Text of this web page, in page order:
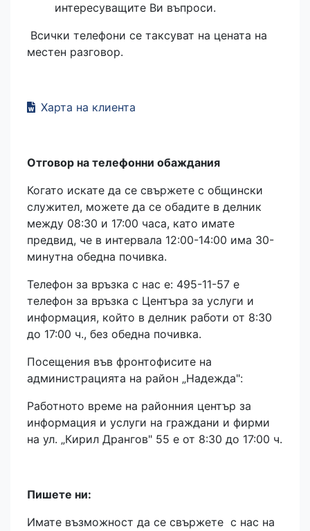
интересуващите Ви въпроси.
Всички телефони се таксуват на цената на
местен разговор.
Харта на клиента
Отговор на телефонни обаждания
Когато искате да се свържете с общински
служител, можете да се обадите в делник
между 08:30 и 17:00 часа, като имате
предвид, че в интервала 12:00-14:00 има 30-
минутна обедна почивка.
Телефон за връзка с нас е: 495-11-57 е
телефон за връзка с Центъра за услуги и
информация, който в делник работи от 8:30
до 17:00 ч., без обедна почивка.
Посещения във фронтофисите на
администрацията на район „Надежда":
Работното време на районния център за
информация и услуги на граждани и фирми
на ул. „Кирил Дрангов" 55 е от 8:30 до 17:00 ч.
Пишете ни:
Имате възможност да се свържете с нас на